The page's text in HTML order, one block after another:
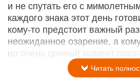
и не спутать его с
каждого знака этот день
кому‑то предстоит важный
неожиданное озарение, а
но очень ценный момент покоя.
Читать